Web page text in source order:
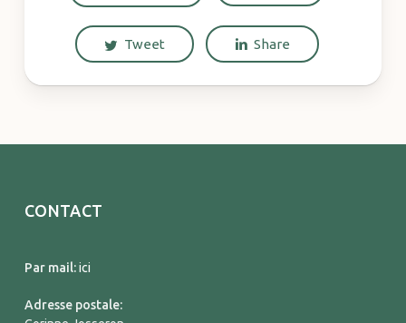
Tweet Share
CONTACT
Par mail:ici
Adresse postale: